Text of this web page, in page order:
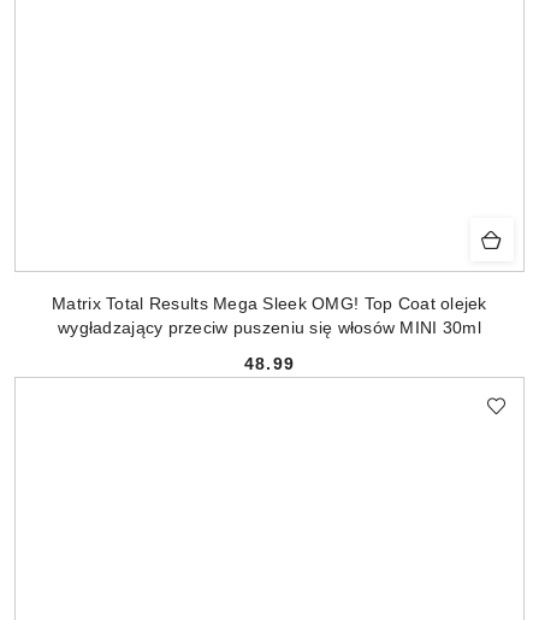
Matrix Total Results Mega Sleek OMG! Top Coat olejek
wygładzający przeciw puszeniu się włosów MINI 30ml
Cena:
48.99